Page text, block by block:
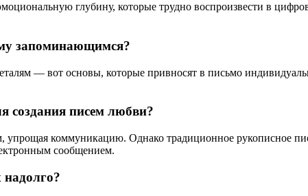
глубину, которые трудно воспроизвести в
запоминающимся?
— вот основы, которые привносят в письмо
создания писем любви?
упрощая коммуникацию. Однако традиционное рукописное
сообщением.